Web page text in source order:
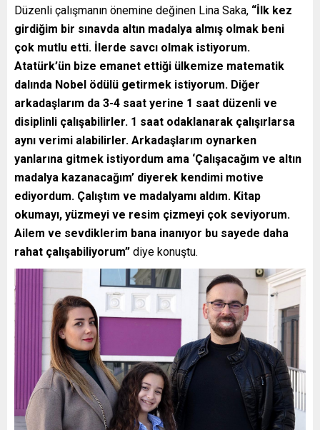
Düzenli çalışmanın önemine değinen Lina Saka, “İlk kez
girdiğim bir sınavda altın madalya almış olmak beni
çok mutlu etti. İlerde savcı olmak istiyorum.
Atatürk’ün bize emanet ettiği ülkemize matematik
dalında Nobel ödülü getirmek istiyorum. Diğer
arkadaşlarım da 3-4 saat yerine 1 saat düzenli ve
disiplinli çalışabilirler. 1 saat odaklanarak çalışırlarsa
aynı verimi alabilirler. Arkadaşlarım oynarken
yanlarına gitmek istiyordum ama ‘Çalışacağım ve altın
madalya kazanacağım’ diyerek kendimi motive
ediyordum. Çalıştım ve madalyamı aldım. Kitap
okumayı, yüzmeyi ve resim çizmeyi çok seviyorum.
Ailem ve sevdiklerim bana inanıyor bu sayede daha
rahat çalışabiliyorum” diye konuştu.